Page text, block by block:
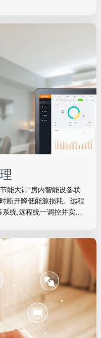
警
门，视为异常情况推送给
能大计“房内智能设备联
断开降低能源损耗。远程
统,远程统一调控并实时
能大计“房内智能设备联
断开降低能源损耗。远程
统,远程统一调控并实时
。